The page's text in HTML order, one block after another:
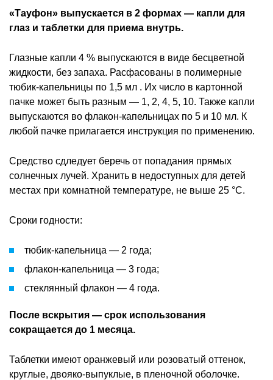
«Тауфон» выпускается в 2 формах — капли для
глаз и таблетки для приема внутрь.
Глазные капли 4 % выпускаются в виде бесцветной
жидкости, без запаха. Расфасованы в полимерные
тюбик-капельницы по 1,5 мл . Их число в картонной
пачке может быть разным — 1, 2, 4, 5, 10. Также капли
выпускаются во флакон-капельницах по 5 и 10 мл. К
любой пачке прилагается инструкция по применению.
Средство сдледует беречь от попадания прямых
солнечных лучей. Хранить в недоступных для детей
местах при комнатной температуре, не выше 25 °C.
Сроки годности:
тюбик-капельница — 2 года;
флакон-капельница — 3 года;
стеклянный флакон — 4 года.
После вскрытия — срок использования
сокращается до 1 месяца.
Таблетки имеют оранжевый или розоватый оттенок,
круглые, двояко-выпуклые, в пленочной оболочке.